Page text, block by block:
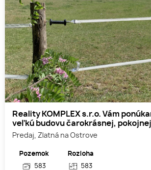
Reality KOMPLEX s.r.o. Vám
veľkú budovu čarokrásnej,
Predaj, Zlatná na Ostrove
Pozemok
583
Rozloha
583